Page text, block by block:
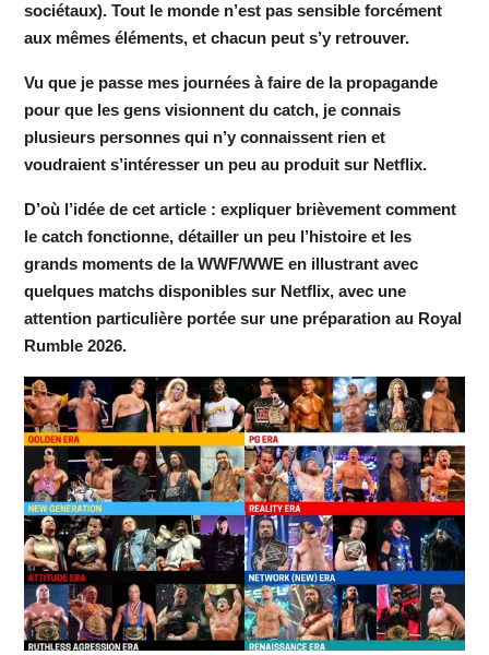
sociétaux). Tout le monde n’est pas sensible forcément
aux mêmes éléments, et chacun peut s’y retrouver.
Vu que je passe mes journées à faire de la propagande
pour que les gens visionnent du catch, je connais
plusieurs personnes qui n’y connaissent rien et
voudraient s’intéresser un peu au produit sur Netflix.
D’où l’idée de cet article : expliquer brièvement comment
le catch fonctionne, détailler un peu l’histoire et les
grands moments de la WWF/WWE en illustrant avec
quelques matchs disponibles sur Netflix, avec une
attention particulière portée sur une préparation au Royal
Rumble 2026.